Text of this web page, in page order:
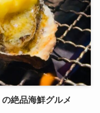
絶品海鮮グルメ